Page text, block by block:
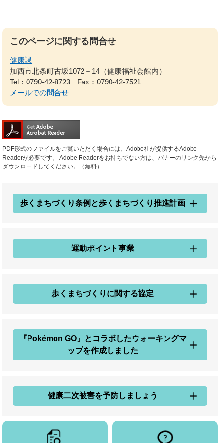
このページに関する問合せ
健康課
加西市北条町古坂1072－14（健康福祉会館内）
Tel：0790-42-8723
Fax：0790-42-7521
メールでの問合せ
PDF形式のファイルをご覧いただく場合には、Adobe社が提供するAdobe
Readerが必要です。
Adobe Readerをお持ちでない方は、バナーのリンク先から
ダウンロードしてください。（無料）
歩くまちづくり条例と歩くまちづくり推進計画
運動ポイント事業
歩くまちづくりに関する協定
『Pokémon GO』とコラボしたウォーキングマ
ップを作成しました
健康二次被害を予防しましょう